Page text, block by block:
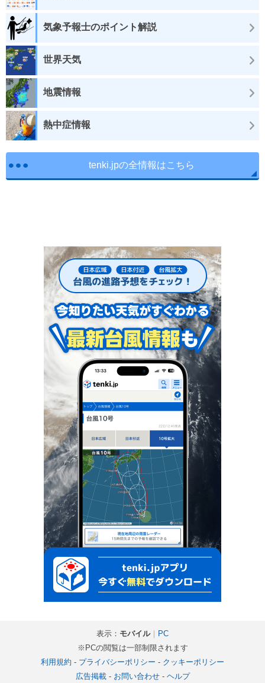
気象予報士のポイント解説
世界天気
地震情報
熱中症情報
tenki.jpの全情報はこちら
表示： モバイル｜ PC
※PCの閲覧は一部制限されます
利用規約 - プライバシーポリシー - クッキーポリシー
広告掲載- お問い合わせ- ヘルプ